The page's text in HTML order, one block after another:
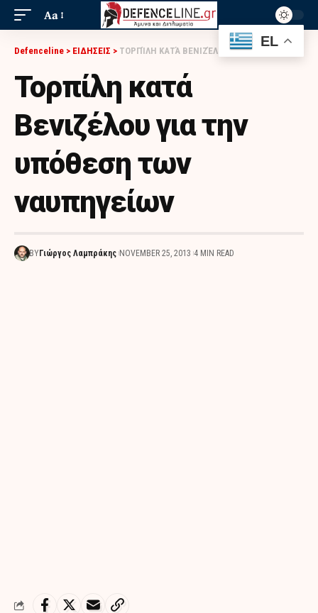
Aa
Defenceline > ΕΙΔΗΣΕΙΣ > ΤΟΡΠΊΛΗ ΚΑΤΆ ΒΕΝΙΖΈΛΟΥ ΓΙΑ ΤΗΝ ΥΠΌΘΕΣΗ ΤΩΝ ΝΑΥΠΗΓΕΊΩΝ
Τορπίλη κατά
Βενιζέλου για την
υπόθεση των
ναυπηγείων
BY Γιώργος Λαμπράκης NOVEMBER 25, 2013 4 MIN READ
EL